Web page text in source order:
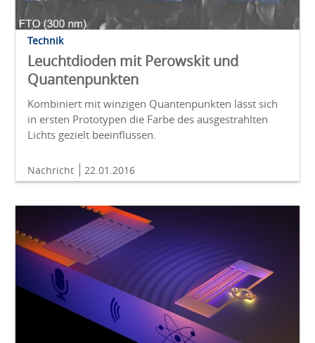
Technik
Leuchtdioden mit Perowskit und
Quantenpunkten
Kombiniert mit winzigen Quantenpunkten lässt sich
in ersten Prototypen die Farbe des ausgestrahlten
Lichts gezielt beeinflussen.
Nachricht 22.01.2016